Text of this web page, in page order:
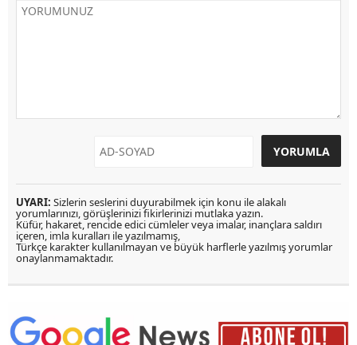
UYARI: Sizlerin seslerini duyurabilmek için konu ile alakalı
yorumlarınızı, görüşlerinizi fikirlerinizi mutlaka yazın.
Küfür, hakaret, rencide edici cümleler veya imalar, inançlara saldırı
içeren, imla kuralları ile yazılmamış,
Türkçe karakter kullanılmayan ve büyük harflerle yazılmış yorumlar
onaylanmamaktadır.